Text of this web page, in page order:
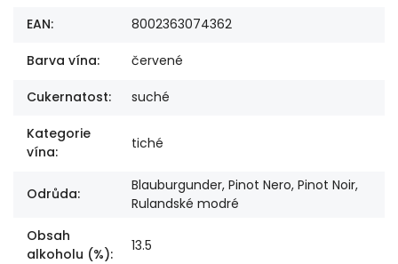
EAN: 8002363074362
Barva vína: červené
Cukernatost: suché
Kategorie
vína: tiché
Odrůda:
Blauburgunder, Pinot Nero, Pinot Noir,
Rulandské modré
Obsah
alkoholu (%): 13.5